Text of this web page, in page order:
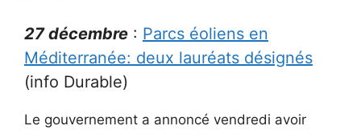
27 décembre : Parcs éoliens en
Méditerranée: deux lauréats désignés
(info Durable)
Le gouvernement a annoncé vendredi avoir